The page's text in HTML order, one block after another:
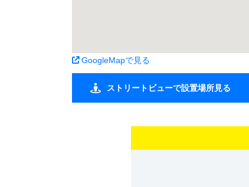
GoogleMapで見る
ストリートビューで設置場所見る